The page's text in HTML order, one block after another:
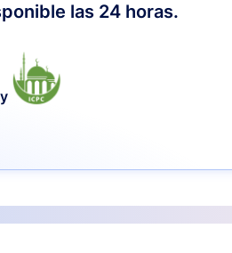
las 24 horas.